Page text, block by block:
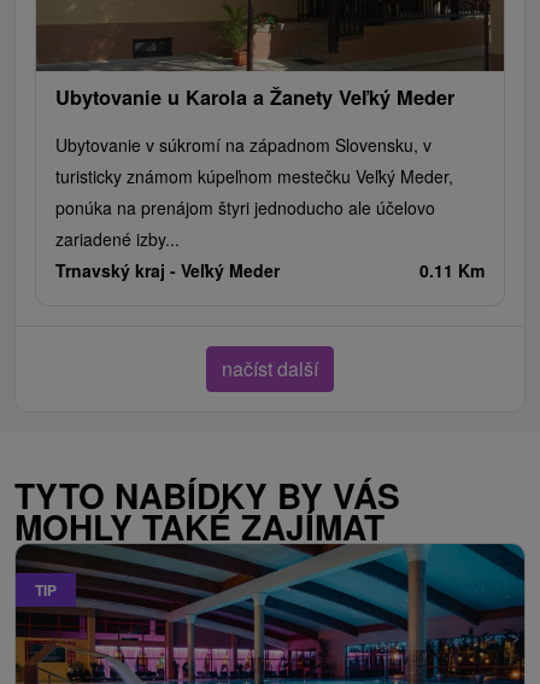
Ubytovanie u Karola a Žanety Veľký Meder
Ubytovanie v súkromí na západnom Slovensku, v
turisticky známom kúpeľnom mestečku Veľký Meder,
ponúka na prenájom štyri jednoducho ale účelovo
zariadené izby...
Trnavský kraj - Veľký Meder 0.11 Km
načíst další
TYTO NABÍDKY BY VÁS
MOHLY TAKÉ ZAJÍMAT
TIP